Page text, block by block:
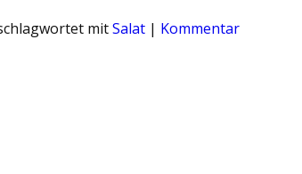
mitSalat| Kommentar